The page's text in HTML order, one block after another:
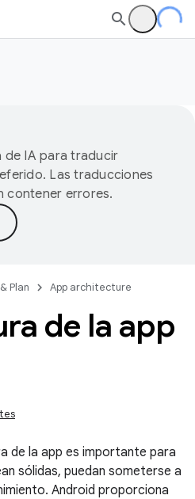
de IA para traducir
Las traducciones
contener errores.
Plan App architecture
de la app
de la app es importante para
sólidas, puedan someterse a
Android proporciona